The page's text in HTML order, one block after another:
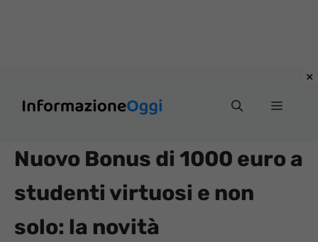
Menu
Nuovo Bonus di 1000 euro a
studenti virtuosi e non
solo: la novità